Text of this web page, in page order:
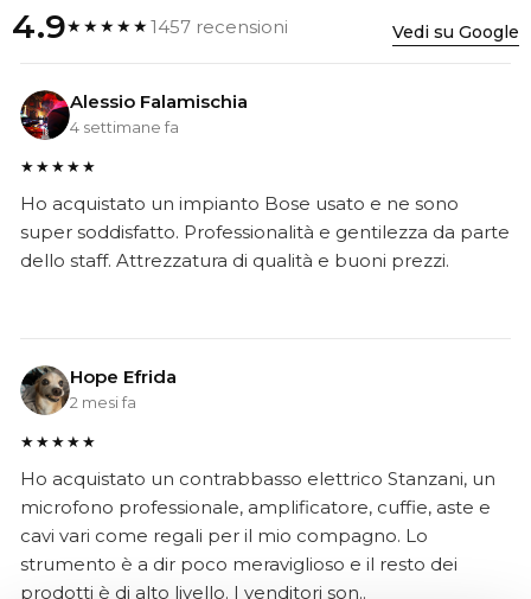
4.9★★★★★1457 recensioni Vedi su Google
Alessio Falamischia
4 settimane fa
★★★★★
Ho acquistato un impianto Bose usato e ne sono
super soddisfatto. Professionalità e gentilezza da parte
dello staff. Attrezzatura di qualità e buoni prezzi.
Hope Efrida
2 mesi fa
★★★★★
Ho acquistato un contrabbasso elettrico Stanzani, un
microfono professionale, amplificatore, cuffie, aste e
cavi vari come regali per il mio compagno. Lo
strumento è a dir poco meraviglioso e il resto dei
prodotti è di alto livello. I venditori son..